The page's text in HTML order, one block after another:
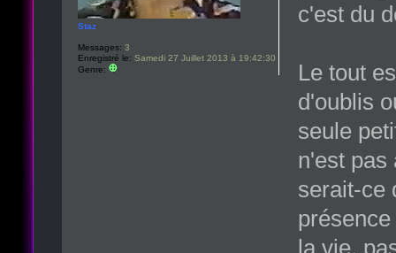
c'est du
Le tout
d'oublis
seule
n'est pas
serait-ce
Staz
Messages: 3
Enregistré le: Samedi 27 Juillet 2013 à 19:42:30
Genre: